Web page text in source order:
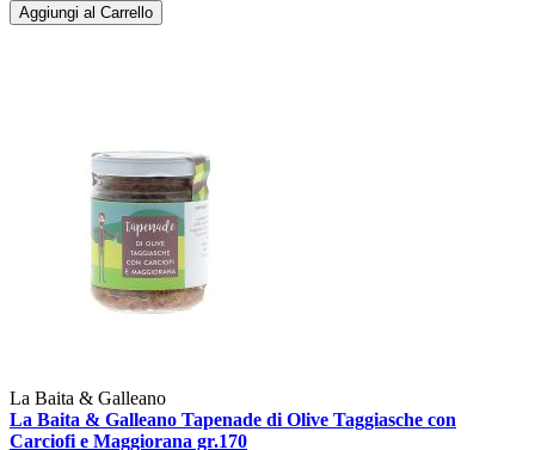
Aggiungi al Carrello
La Baita & Galleano
La Baita & Galleano Tapenade di Olive Taggiasche con
Carciofi e Maggiorana gr.170